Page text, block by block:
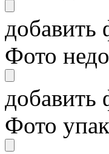
добавить
Фото
добавить
Фото